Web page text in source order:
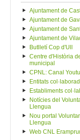
Ajuntament de
Ajuntament de
Ajuntament de
Ajuntament de
Butlletí Cop d'Ull
Centre d'Història
municipal
CPNL: Canal
Entitats
Establiments
Notícies del
Llengua
Nou portal
Llengua
Web CNL